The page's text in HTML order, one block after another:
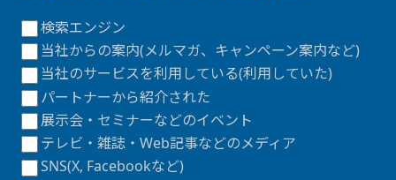
検索エンジン
当社からの案内(メルマガ、キャンペーン案内など)
当社のサービスを利用している(利用していた)
パートナーから紹介された
展示会・セミナーなどのイベント
テレビ・雑誌・Web記事などのメディア
SNS(X, Facebookなど)